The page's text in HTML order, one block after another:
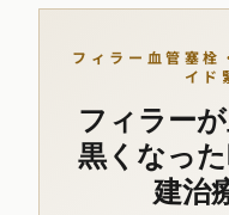
フィラー血管塞栓
イド
フィラー
黒くなっ
建治